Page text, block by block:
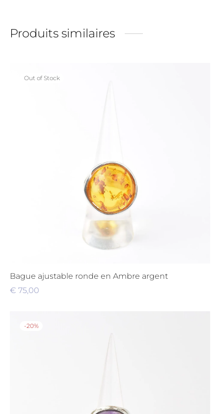
Produits similaires
Out of Stock
Bague ajustable ronde en Ambre argent
€ 75,00
-20%